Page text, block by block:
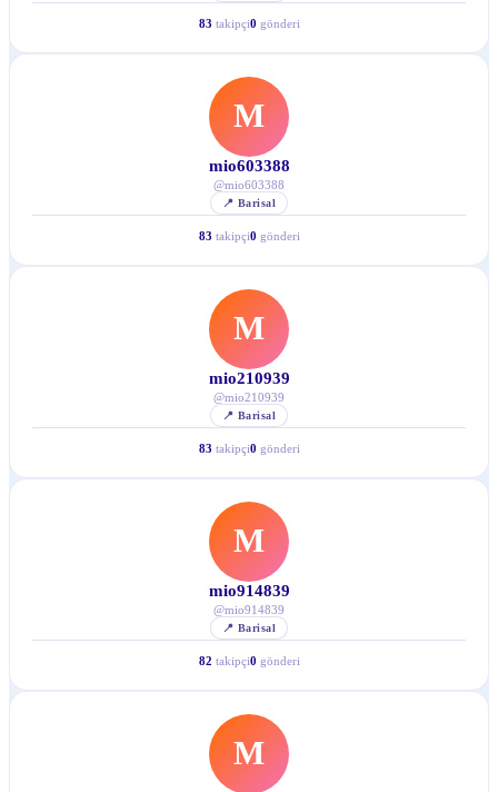
83 takipçi0 gönderi
M
mio603388
@mio603388
📍 Barisal
83 takipçi0 gönderi
M
mio210939
@mio210939
📍 Barisal
83 takipçi0 gönderi
M
mio914839
@mio914839
📍 Barisal
82 takipçi0 gönderi
M